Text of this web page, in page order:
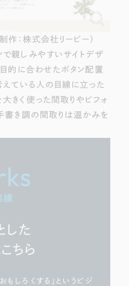
制作：株式会社リーピー）
親しみやすいサイトデザ
目的に合わせたボタン配置
えている人の目線に立った
きく使った間取りやビフォ
書き調の間取りは温かみを
績
した
ちら
もしろくする」というビジ